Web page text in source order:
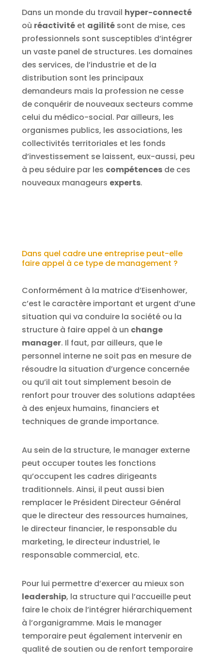
Dans un monde du travail hyper-connecté
où réactivitéet agilitésont de mise, ces
professionnels sont susceptibles d’intégrer
un vaste panel de structures. Les domaines
des services, de l’industrie et de la
distribution sont les principaux
demandeurs mais la profession ne cesse
de conquérir de nouveaux secteurs comme
celui du médico-social. Par ailleurs, les
organismes publics, les associations, les
collectivités territoriales et les fonds
d’investissement se laissent, eux-aussi, peu
à peu séduire par les compétencesde ces
nouveaux manageurs experts.
Dans quel cadre une entreprise peut-elle
faire appel à ce type de management ?
Conformément à la matrice d’Eisenhower,
c’est le caractère important et urgent d’une
situation qui va conduire la société ou la
structure à faire appel à un change
manager. Il faut, par ailleurs, que le
personnel interne ne soit pas en mesure de
résoudre la situation d’urgence concernée
ou qu’il ait tout simplement besoin de
renfort pour trouver des solutions adaptées
à des enjeux humains, financiers et
techniques de grande importance.
Au sein de la structure, le manager externe
peut occuper toutes les fonctions
qu’occupent les cadres dirigeants
traditionnels. Ainsi, il peut aussi bien
remplacer le Président Directeur Général
que le directeur des ressources humaines,
le directeur financier, le responsable du
marketing, le directeur industriel, le
responsable commercial, etc.
Pour lui permettre d’exercer au mieux son
leadership, la structure qui l’accueille peut
faire le choix de l’intégrer hiérarchiquement
à l’organigramme. Mais le manager
temporaire peut également intervenir en
qualité de soutien ou de renfort temporaire